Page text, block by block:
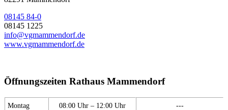
08145 84-0
08145 1225
info@vgmammendorf.de
www.vgmammendorf.de
Öffnungszeiten Rathaus Mammendorf
Montag 08:00 Uhr – 12:00 Uhr ---